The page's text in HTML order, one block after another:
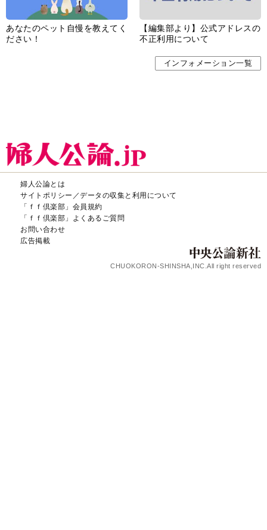
あなたのペット自慢を教えてく
ださい！
【編集部より】公式アドレスの
不正利用について
インフォメーション一覧
婦人公論とは
サイトポリシー／データの収集と利用について
「ｆｆ倶楽部」会員規約
「ｆｆ倶楽部」よくあるご質問
お問い合わせ
広告掲載
CHUOKORON-SHINSHA,INC.All right reserved